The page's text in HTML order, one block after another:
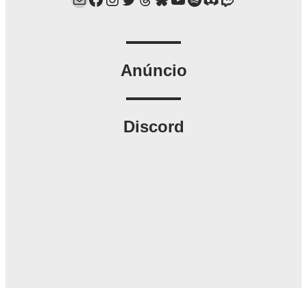
Anúncio
Discord